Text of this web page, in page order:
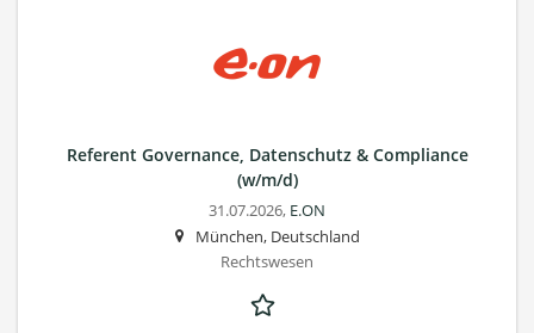
Referent Governance, Datenschutz & Compliance
(w/m/d)
31.07.2026, E.ON
München, Deutschland
Rechtswesen